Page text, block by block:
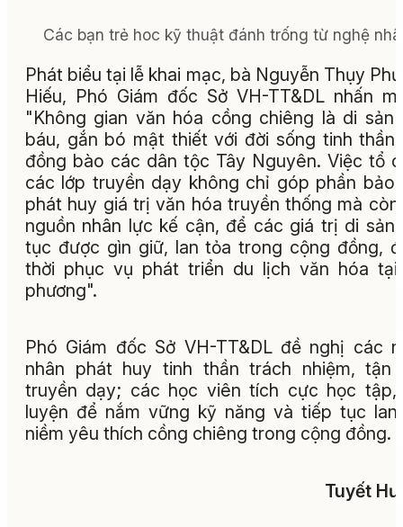
Các bạn trẻ hoc kỹ thuật đánh trống từ nghệ
Phát biểu tại lễ khai mạc, bà Nguyễn Thụy
Hiếu, Phó Giám đốc Sở VH-TT&DL nhấn
"Không gian văn hóa cồng chiêng là di sản
báu, gắn bó mật thiết với đời sống tinh thần
đồng bào các dân tộc Tây Nguyên. Việc tổ
các lớp truyền dạy không chỉ góp phần bảo
phát huy giá trị văn hóa truyền thống mà
nguồn nhân lực kế cận, để các giá trị di sản
tục được gìn giữ, lan tỏa trong cộng đồng,
thời phục vụ phát triển du lịch văn hóa tại
phương".
Phó Giám đốc Sở VH-TT&DL đề nghị các
nhân phát huy tinh thần trách nhiệm, tận
truyền dạy; các học viên tích cực học tập,
luyện để nắm vững kỹ năng và tiếp tục
niềm yêu thích cồng chiêng trong cộng đồng.
Tuyết